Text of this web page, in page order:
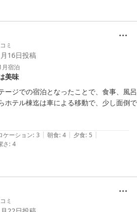
ミ
16日投稿
宿泊
美味
ージでの宿泊となったことで、食事、風呂
ホテル棟迄は車による移動で、少し面倒で
えます、カーテンではなく、ブラインド
と同じような感じです。　夕食はフレン
美味しく、量も適量でした。
ケーション: 3 | 朝食: 4 | 夕食: 5 |
さ: 4
ミ